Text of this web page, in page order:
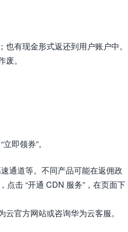
有现金形式返还到用户账户中。
。
即领券”。
通道等。不同产品可能在返佣政
点击 “开通 CDN 服务”，在页面下
官方网站或咨询华为云客服。